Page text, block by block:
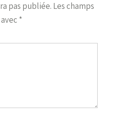
pas publiée. Les champs
*